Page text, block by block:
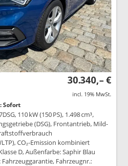
30.340,– €
incl. 19% MwSt.
Sofort
110 kW (150 PS), 1.498 cm³,
(DSG), Frontantrieb, Mild-
CO₂-Emission kombiniert
D, Außenfarbe: Saphir Blau
Fahrzeugnr.: